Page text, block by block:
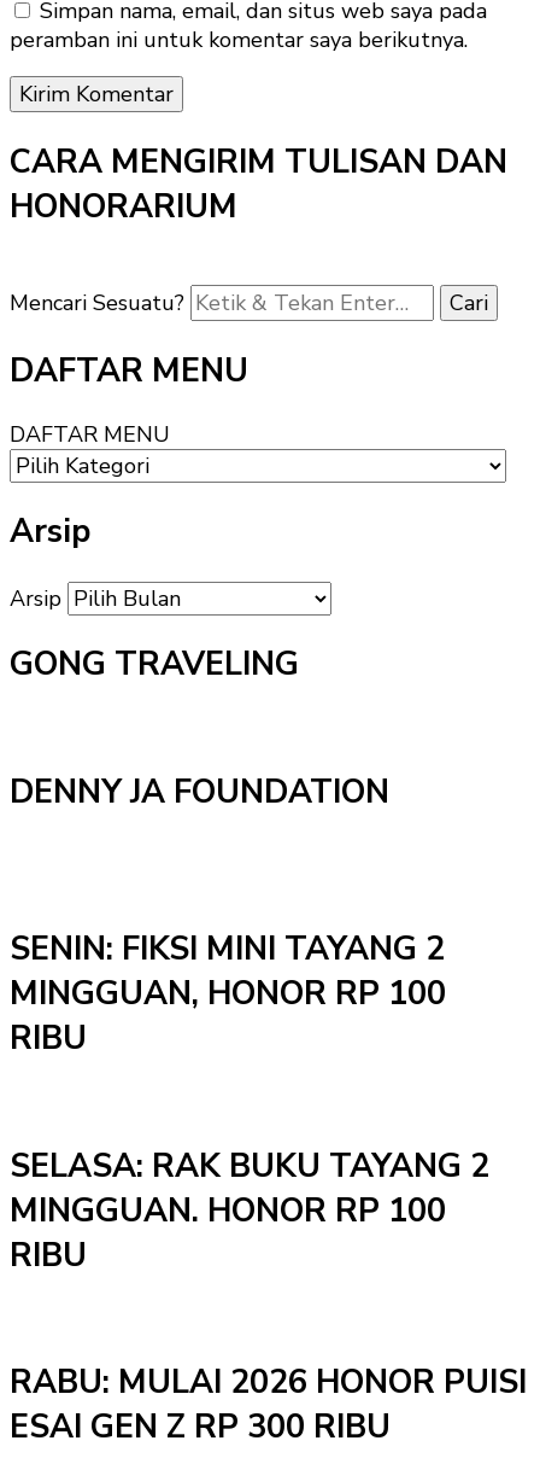
Simpan nama, email, dan situs web saya pada
peramban ini untuk komentar saya berikutnya.
CARA MENGIRIM TULISAN DAN
HONORARIUM
Mencari Sesuatu?
DAFTAR MENU
DAFTAR MENU
Arsip
Arsip
GONG TRAVELING
DENNY JA FOUNDATION
SENIN: FIKSI MINI TAYANG 2
MINGGUAN, HONOR RP 100
RIBU
SELASA: RAK BUKU TAYANG 2
MINGGUAN. HONOR RP 100
RIBU
RABU: MULAI 2026 HONOR PUISI
ESAI GEN Z RP 300 RIBU